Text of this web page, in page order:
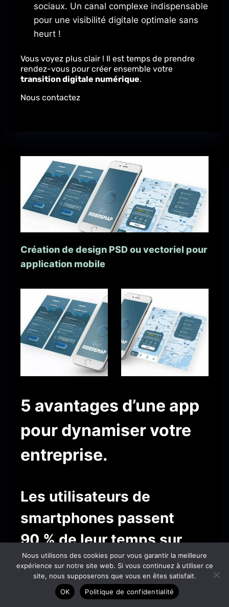
sociaux. Un canal complexe indispensable
pour une visibilité digitale optimale sans
heurt !
Vous voyez plus clair ! Il est temps de prendre
rendez-vous pour créer ensemble votre
transition digitale numérique.
Nous contactez
Création de design PSD ou vectoriel pour
application mobile
5 avantages d’une app
pour dynamiser votre
entreprise.
Les utilisateurs de
smartphones passent
90 % de leur temps sur
des applications mobiles.
1.Optimiser l’expérience client
Agence Service Porfolio
Nous utilisons des cookies pour vous garantir la meilleure
expérience sur notre site web. Si vous continuez à utiliser ce
site, nous supposerons que vous en êtes satisfait.
OK
Politique de confidentialité